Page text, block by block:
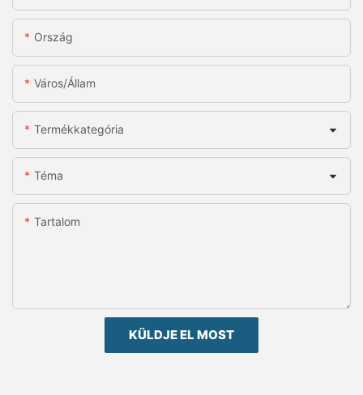
Ország
Város/állam
Termékkategória
Téma
Tartalom
KÜLDJE EL MOST